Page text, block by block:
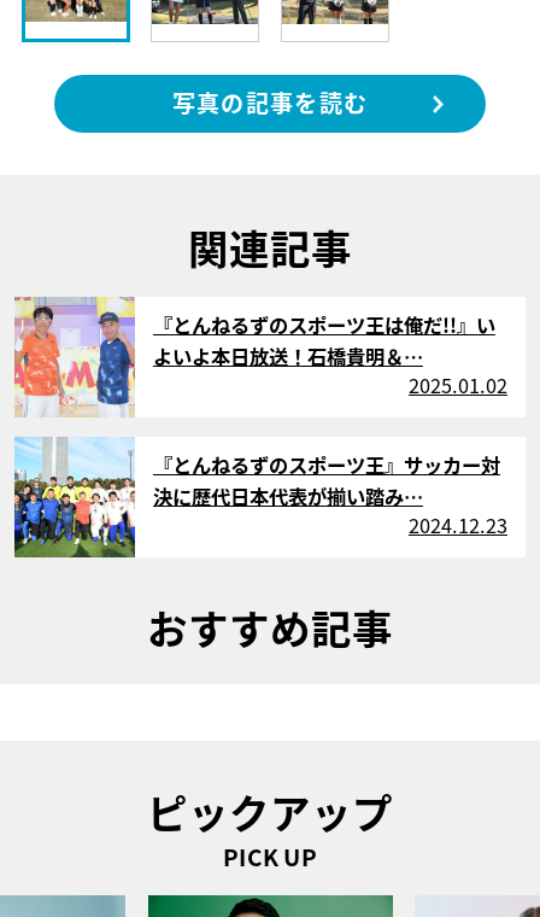
写真の記事を読む
関連記事
サムネイル
『とんねるずのスポーツ王は俺だ!!』い
よいよ本日放送！石橋貴明＆…
2025.01.02
サムネイル
『とんねるずのスポーツ王』サッカー対
決に歴代日本代表が揃い踏み…
2024.12.23
おすすめ記事
ピックアップ
PICK UP